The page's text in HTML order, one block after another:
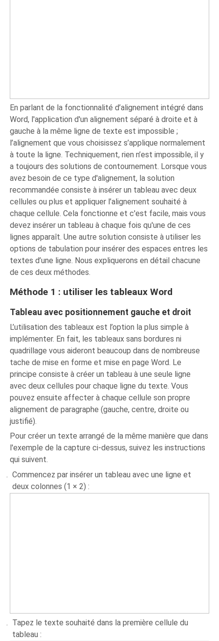
En parlant de la fonctionnalité d’alignement intégré dans
Word, l'application d'un alignement séparé à droite et à
gauche à la même ligne de texte est impossible ;
l’alignement que vous choisissez s’applique normalement
à toute la ligne. Techniquement, rien n’est impossible, il y
a toujours des solutions de contournement. Lorsque vous
avez besoin de ce type d'alignement, la solution
recommandée consiste à insérer un tableau avec deux
cellules ou plus et appliquer l’alignement souhaité à
chaque cellule. Cela fonctionne et c'est facile, mais vous
devez insérer un tableau à chaque fois qu'une de ces
lignes apparaît. Une autre solution consiste à utiliser les
options de tabulation pour insérer des espaces entres les
textes d’une ligne. Nous expliquerons en détail chacune
de ces deux méthodes.
Méthode 1 : utiliser les tableaux Word
Tableau avec positionnement gauche et droit
L’utilisation des tableaux est l’option la plus simple à
implémenter. En fait, les tableaux sans bordures ni
quadrillage vous aideront beaucoup dans de nombreuse
tache de mise en forme et mise en page Word. Le
principe consiste à créer un tableau à une seule ligne
avec deux cellules pour chaque ligne du texte. Vous
pouvez ensuite affecter à chaque cellule son propre
alignement de paragraphe (gauche, centre, droite ou
justifié).
Pour créer un texte arrangé de la même manière que dans
l'exemple de la capture ci-dessus, suivez les instructions
qui suivent.
Commencez par insérer un tableau avec une ligne et
deux colonnes (1 × 2) :
Tapez le texte souhaité dans la première cellule du
tableau :